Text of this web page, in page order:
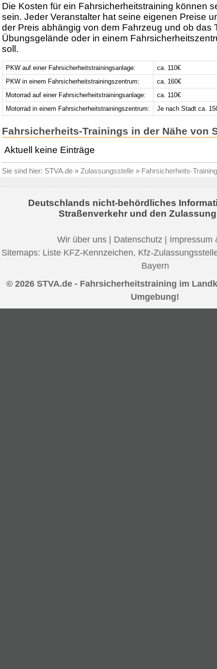
Die Kosten für ein Fahrsicherheitstraining können
sein. Jeder Veranstalter hat seine eigenen Preise
der Preis abhängig von dem Fahrzeug und ob das
Übungsgelände oder in einem
soll.
PKW auf einer Fahrsicherheitstrainingsanlage:
ca. 110€
PKW in einem Fahrsicherheitstrainingszentrum:
ca. 160€
Motorrad auf einer Fahrsicherheitstrainingsanlage:
ca. 110€
Motorrad in einem Fahrsicherheitstrainingszentrum:
Je nach Stadt ca.
Fahrsicherheits-Trainings in der Nähe von
Aktuell keine Einträge
Sie sind hier: STVA.de » Zulassungsstelle » Fahrsicherheits-
Deutschlands nicht-behördliches
Straßenverkehr und den
Wir über uns | Datenschutz | Impressum
Sitemaps: Liste KFZ-Kennzeichen, Kfz-
Bayern
© 2026 STVA.de - Fahrsicherheitstraining im
Umgebung!